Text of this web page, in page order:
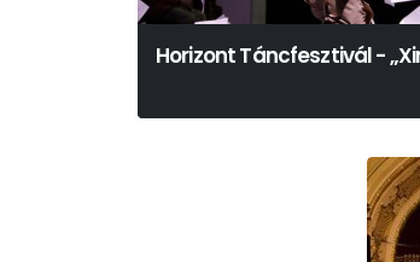
Horizont Táncfesztivál -